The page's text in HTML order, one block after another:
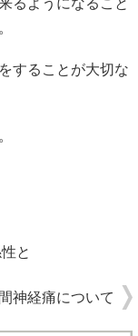
することが大切な
と
神経痛について